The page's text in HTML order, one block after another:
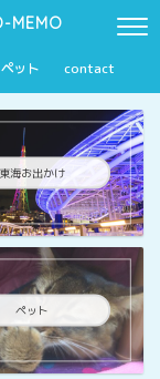
MEMO
ペット contact
東海お出かけ
ペット